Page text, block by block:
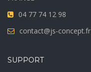
04 77 74 12 98
contact@js-concept.fr
SUPPORT